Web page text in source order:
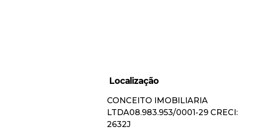
Vorstadt (1)
Gaspar (3)
Bela Vista (1)
Localização
CONCEITO IMOBILIARIA
LTDA08.983.953/0001-29 CRECI:
2632J